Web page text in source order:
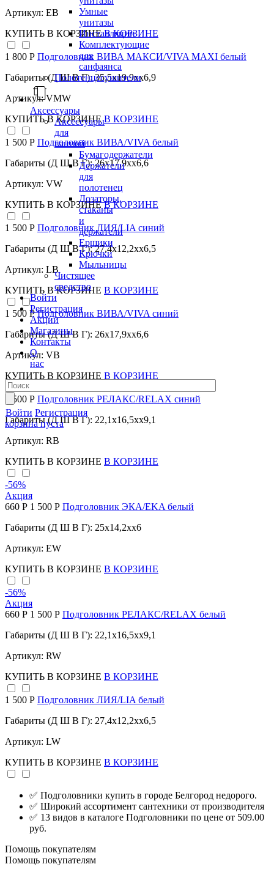
Умные
унитазы
Инсталляции
Комплектующие
для
санфаянса
Полотенцесушители
Аксессуары
Аксессуары
для
ванной
Бумагодержатели
Держатели
для
полотенец
Дозаторы,
стаканы
и
держатели
Ершики
Крючки
Мыльницы
Чистящее
средство
Войти
Регистрация
Акции
Магазины
Контакты
О
нас
Войти Регистрация
корзина пуста
Артикул: EB
КУПИТЬ В КОРЗИНЕ В КОРЗИНЕ
1 800 Р Подголовник ВИВА МАКСИ/VIVA MAXI белый
Габариты (Д Ш В Г): 35,5x19,9xx6,9
Артикул: VMW
КУПИТЬ В КОРЗИНЕ В КОРЗИНЕ
1 500 Р Подголовник ВИВА/VIVA белый
Габариты (Д Ш В Г): 26x17,9xx6,6
Артикул: VW
КУПИТЬ В КОРЗИНЕ В КОРЗИНЕ
1 500 Р Подголовник ЛИЯ/LIA синий
Габариты (Д Ш В Г): 27,4x12,2xx6,5
Артикул: LB
КУПИТЬ В КОРЗИНЕ В КОРЗИНЕ
1 500 РПодголовник ВИВА/VIVA синий
Габариты (Д Ш В Г): 26x17,9xx6,6
Артикул: VB
КУПИТЬ В КОРЗИНЕ В КОРЗИНЕ
1 500 Р Подголовник РЕЛАКС/RELAX синий
Габариты (Д Ш В Г): 22,1x16,5xx9,1
Артикул: RB
КУПИТЬ В КОРЗИНЕ В КОРЗИНЕ
-56%
Акция
660 Р 1 500 Р Подголовник ЭКА/EKA белый
Габариты (Д Ш В Г): 25x14,2xx6
Артикул: EW
КУПИТЬ В КОРЗИНЕ В КОРЗИНЕ
-56%
Акция
660 Р 1 500 Р Подголовник РЕЛАКС/RELAX белый
Габариты (Д Ш В Г): 22,1x16,5xx9,1
Артикул: RW
КУПИТЬ В КОРЗИНЕ В КОРЗИНЕ
1 500 Р Подголовник ЛИЯ/LIA белый
Габариты (Д Ш В Г): 27,4x12,2xx6,5
Артикул: LW
КУПИТЬ В КОРЗИНЕ В КОРЗИНЕ
✅ Подголовники купить в городе Белгород недорого.
✅ Широкий ассортимент сантехники от производителя
✅ 13 видов в каталоге Подголовники по цене от 509.00
руб.
Помощь покупателям
Помощь покупателям